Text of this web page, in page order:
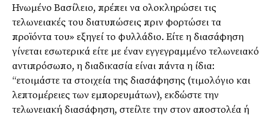
Ηνωμένο Βασίλειο, πρέπει να ολοκληρώσει τις
τελωνειακές του διατυπώσεις πριν φορτώσει τα
προϊόντα του» εξηγεί το φυλλάδιο. Είτε η διασάφηση
γίνεται εσωτερικά είτε με έναν εγγεγραμμένο τελωνειακό
αντιπρόσωπο, η διαδικασία είναι πάντα η ίδια:
“ετοιμάστε τα στοιχεία της διασάφησης (τιμολόγιο και
λεπτομέρειες των εμπορευμάτων), εκδώστε την
τελωνειακή διασάφηση, στείλτε την στον αποστολέα ή